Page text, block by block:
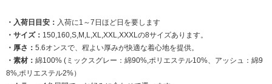
・入荷日目安： 入荷に1～7日ほど日を要します
・サイズ： 150,160,S,M,L,XL,XXL,XXXLの8サイズあります。
・厚さ： 5.6オンスで、程よい厚みが快適な着心地を提供。
・素材： 綿100% (ミックスグレー：綿90%,ポリエステル10%、アッシュ：綿9
8%,ポリエステル2%）